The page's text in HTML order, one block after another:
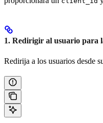
1. Redirigir al usuario para
Redirija a los usuarios desde